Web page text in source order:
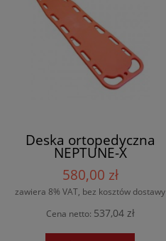
Deska ortopedyczna
NEPTUNE-X
580,00 zł
zawiera 8% VAT, bez kosztów dostawy
Cena netto: 537,04 zł